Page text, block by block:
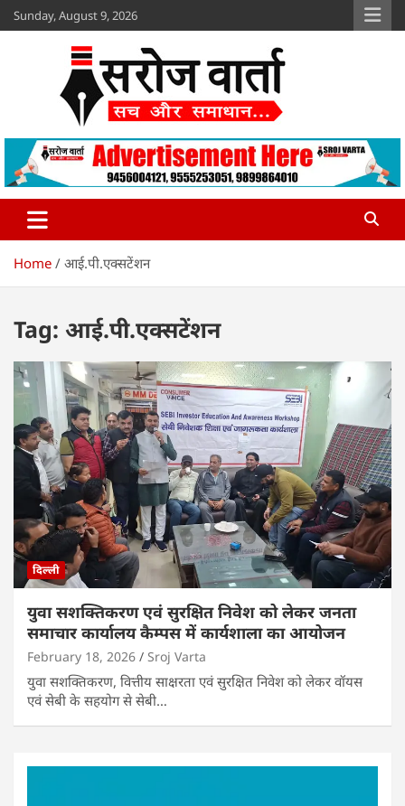
Skip
to
Sunday, August 9, 2026
Sroj Varta
www.srojvarta.in
Home आई.पी.एक्सटेंशन
Tag: आई.पी.एक्सटेंशन
दिल्ली
युवा सशक्तिकरण एवं सुरक्षित निवेश को लेकर जनता
समाचार कार्यालय कैम्पस में कार्यशाला का आयोजन
February 18, 2026 Sroj Varta
युवा सशक्तिकरण, वित्तीय साक्षरता एवं सुरक्षित निवेश को लेकर वॉयस
एवं सेबी के सहयोग से सेबी…